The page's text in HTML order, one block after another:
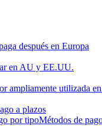
después en Europa
en AU y EE.UU.
ampliamente utilizada
a plazos
por tipoMétodos de